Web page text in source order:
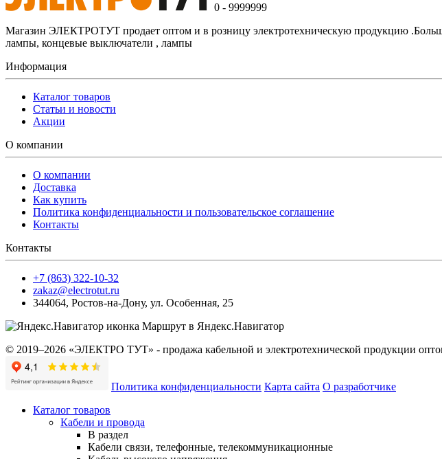
0 - 9999999
Магазин ЭЛЕКТРОТУТ продает оптом и в розницу электротехническую продукцию
лампы, концевые выключатели , лампы
Информация
Каталог товаров
Статьи и новости
Акции
О компании
О компании
Доставка
Как купить
Политика конфиденциальности и пользовательское соглашение
Контакты
Контакты
+7 (863) 322-10-32
zakaz@electrotut.ru
344064, Ростов-на-Дону, ул. Особенная, 25
Маршрут в Яндекс.Навигатор
© 2019–2026 «ЭЛЕКТРО ТУТ» - продажа кабельной и электротехнической продукции
Политика конфиденциальности Карта сайта О разработчике
Каталог товаров
Кабели и провода
В раздел
Кабели связи, телефонные, телекоммуникационные